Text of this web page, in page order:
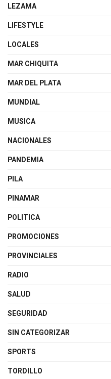
LEZAMA
LIFESTYLE
LOCALES
MAR CHIQUITA
MAR DEL PLATA
MUNDIAL
MUSICA
NACIONALES
PANDEMIA
PILA
PINAMAR
POLITICA
PROMOCIONES
PROVINCIALES
RADIO
SALUD
SEGURIDAD
SIN CATEGORIZAR
SPORTS
TORDILLO